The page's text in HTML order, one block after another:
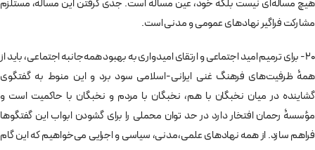
هیچ مسأله‌ای نیست بلکه خود، عین مساله است. جدی گرفتن این مسأله، مستلزم
مشارکت فراگیر نهادهای عمومی و مدنی است.
20- برای ترمیم امید اجتماعی و ارتقای امیدواری به بهبود همه‌جانبه اجتماعی، باید از
همۀ ظرفیت‌های فرهنگ غنی ایرانی-اسلامی سود برد و این منوط به گفتگوی
گشاینده در میان نخبگان با هم، نخبگان با مردم و نخبگان با حاکمیت است و
مؤسسۀ رحمان افتخار دارد در حد توان محملی را برای گشودن ابواب این گفتگوها
فراهم سازد. از همه نهادهای علمی،مدنی، سیاسی و اجرایی می‌خواهیم که این گام